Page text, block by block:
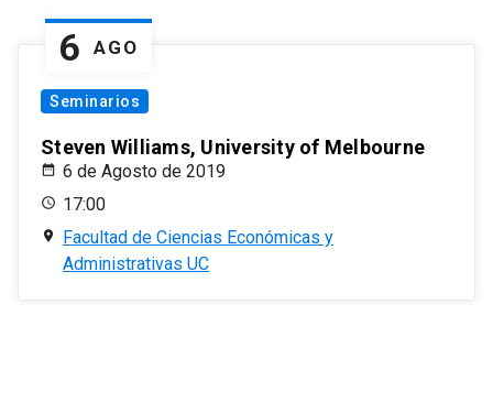
6 AGO
Seminarios
Steven Williams, University of Melbourne
6 de Agosto de 2019
17:00
Facultad de Ciencias Económicas y
Administrativas UC